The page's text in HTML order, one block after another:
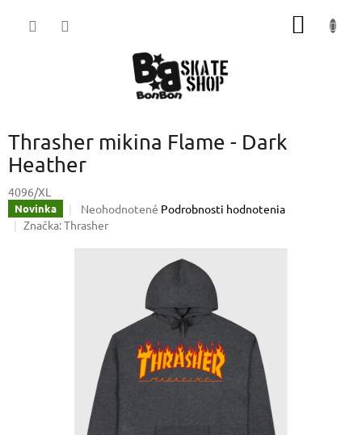
Thrasher mikina Flame - Dark
Heather
4096/XL
Novinka
Priemerné
hodnotenie
Neohodnotené Podrobnosti hodnotenia
Značka:Thrasher